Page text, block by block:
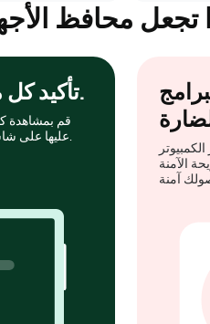
تجعل محافظ
تأكيد كل معاملة فعليًا.
قم بمشاهدة
الآمنة